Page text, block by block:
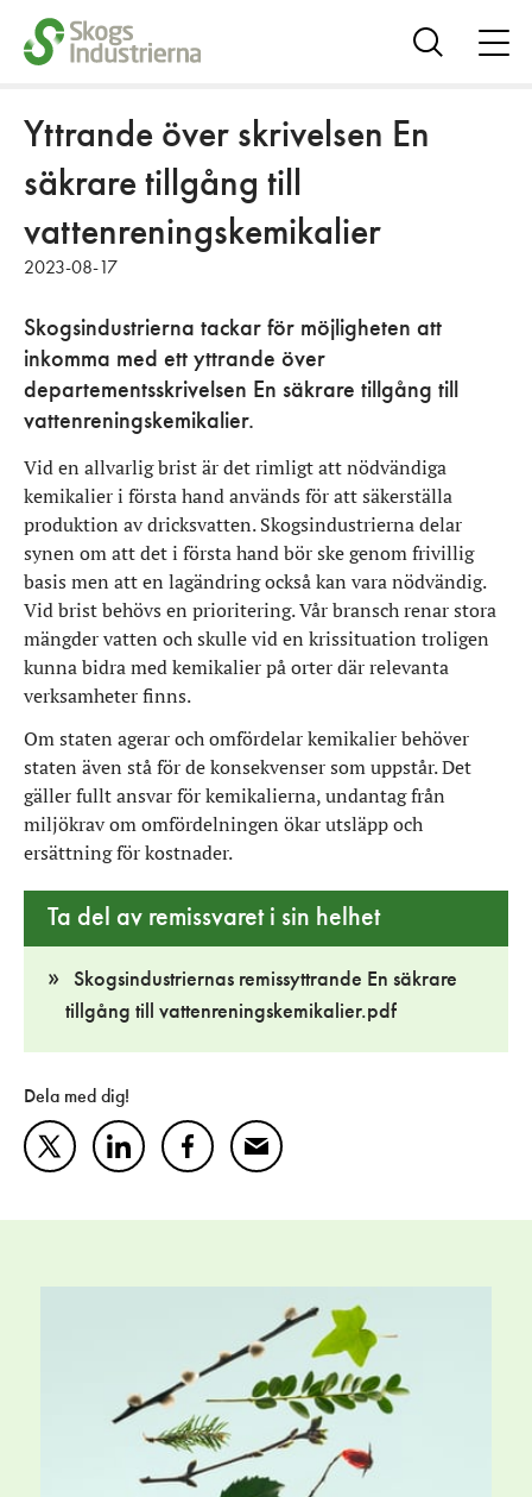
Visa
Yttrande över skrivelsen En
säkrare tillgång till
vattenreningskemikalier
2023-08-17
Skogsindustrierna tackar för möjligheten att
inkomma med ett yttrande över
departementsskrivelsen En säkrare tillgång till
vattenreningskemikalier.
Vid en allvarlig brist är det rimligt att nödvändiga
kemikalier i första hand används för att säkerställa
produktion av dricksvatten. Skogsindustrierna delar
synen om att det i första hand bör ske genom frivillig
basis men att en lagändring också kan vara nödvändig.
Vid brist behövs en prioritering. Vår bransch renar stora
mängder vatten och skulle vid en krissituation troligen
kunna bidra med kemikalier på orter där relevanta
verksamheter finns.
Om staten agerar och omfördelar kemikalier behöver
staten även stå för de konsekvenser som uppstår. Det
gäller fullt ansvar för kemikalierna, undantag från
miljökrav om omfördelningen ökar utsläpp och
ersättning för kostnader.
Ta del av remissvaret i sin helhet
Skogsindustriernas remissyttrande En säkrare
tillgång till vattenreningskemikalier.pdf
Dela med dig!
TwitterLinkedInFacebookMail